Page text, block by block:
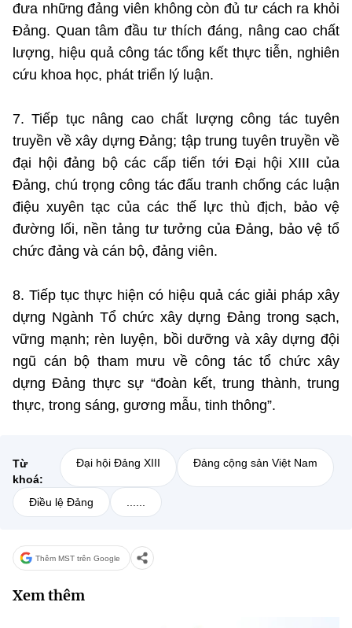
đưa những đảng viên không còn đủ tư cách ra khỏi
Đảng. Quan tâm đầu tư thích đáng, nâng cao chất
lượng, hiệu quả công tác tổng kết thực tiễn, nghiên
cứu khoa học, phát triển lý luận.
7. Tiếp tục nâng cao chất lượng công tác tuyên
truyền về xây dựng Đảng; tập trung tuyên truyền về
đại hội đảng bộ các cấp tiến tới Đại hội XIII của
Đảng, chú trọng công tác đấu tranh chống các luận
điệu xuyên tạc của các thế lực thù địch, bảo vệ
đường lối, nền tảng tư tưởng của Đảng, bảo vệ tổ
chức đảng và cán bộ, đảng viên.
8. Tiếp tục thực hiện có hiệu quả các giải pháp xây
dựng Ngành Tổ chức xây dựng Đảng trong sạch,
vững mạnh; rèn luyện, bồi dưỡng và xây dựng đội
ngũ cán bộ tham mưu về công tác tổ chức xây
dựng Đảng thực sự “đoàn kết, trung thành, trung
thực, trong sáng, gương mẫu, tinh thông”.
Từ
khoá:
Đại hội Đảng XIII Đảng cộng sản Việt Nam
Điều lệ Đảng ......
Thêm MST trên Google
Xem thêm